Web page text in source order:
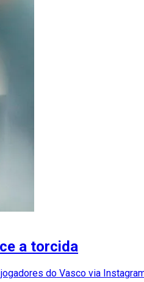
a torcida
do Vasco via